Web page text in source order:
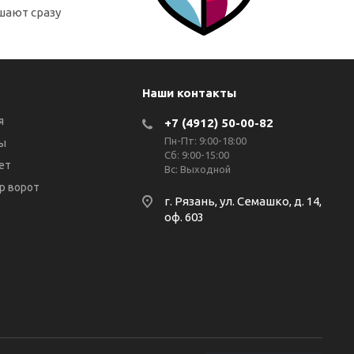
сразу
ворот
Наши контакты
+7 (4912) 50-00-82
Пн-Пт: 9:00-18:00
Сб: 9:00-15:00
Вс: Выходной
г. Рязань, ул. Семашко, д. 14,
оф. 603